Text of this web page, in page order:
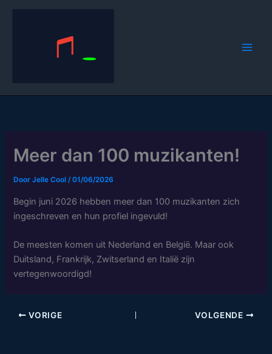
Meer dan 100 muzikanten!
DoorJelle Cool/01/06/2026
Begin juni 2026 hebben meer dan 100 muzikanten zich
ingeschreven en hun profiel ingevuld!
De meesten komen uit Nederland en België. Maar ook
Duitsland, Frankrijk, Zwitserland en Italië zijn
vertegenwoordigd!
VORIGE VOLGENDE